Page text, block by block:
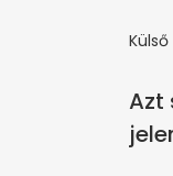
Azt